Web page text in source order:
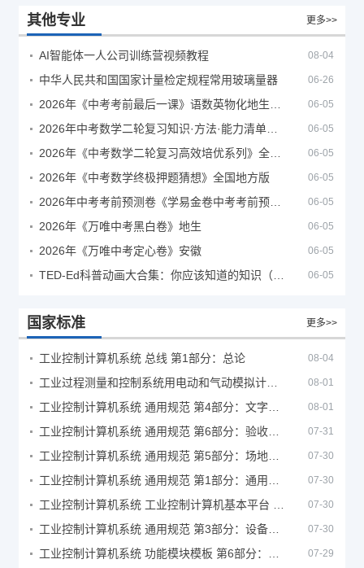
其他专业 更多>>
AI智能体一人公司训练营视频教程 08-04
中华人民共和国国家计量检定规程常用玻璃量器 06-26
06-05
06-05
06-05
2026年《中考数学终极押题猜想》全国地方版 06-05
06-05
2026年《万唯中考黑白卷》地生 06-05
2026年《万唯中考定心卷》安徽 06-05
06-05
国家标准 更多>>
工业控制计算机系统 总线 第1部分：总论 08-04
08-01
08-01
07-31
07-30
07-30
07-30
07-30
07-29